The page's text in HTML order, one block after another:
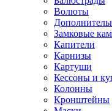
Волюты
Замковые
Капители
Карнизы
Картуши
Кессоны и
Колонны
Кронштейны